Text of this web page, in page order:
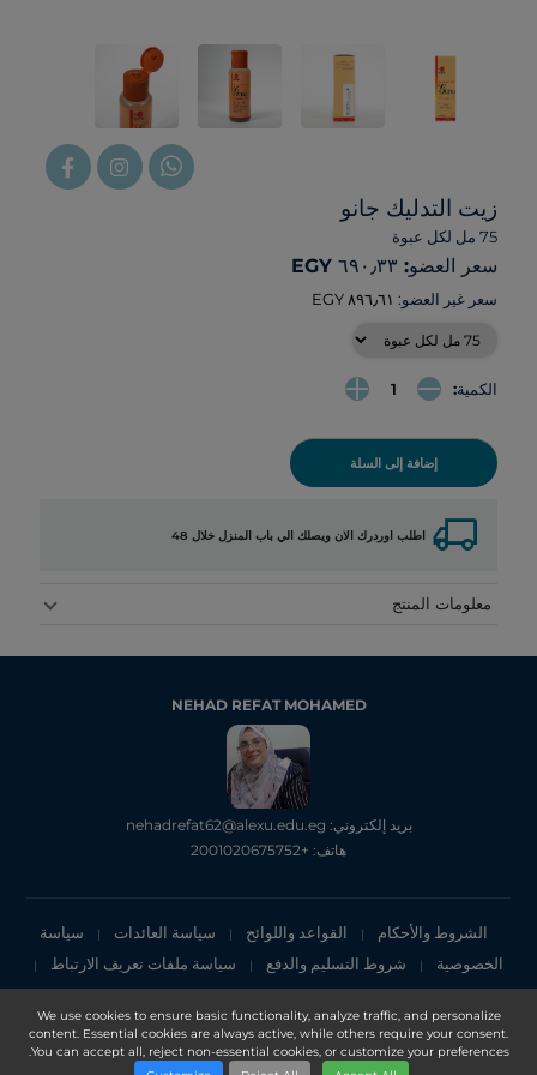
We use cookies to ensure basic functionality, analyze traffic, and personalize
content. Essential cookies are always active, while others require your consent.
You can accept all, reject non-essential cookies, or customize your preferences.
زيت التدليك جانو
75 مل لكل عبوة
سعر العضو: ‏٦٩٠٫٣٣ EGY
سعر غير العضو:
الكمية:
إضافة إلى السلة
local_shipping اطلب اوردرك الان ويصلك الي باب المنزل خلال 48
معلومات المنتج
NEHAD REFAT MOHAMED
بريد إلكتروني: nehadrefat62@alexu.edu.eg
هاتف: +2001020675752
الشروط والأحكام | القواعد واللوائح | سياسة العائدات |
سياسة
الخصوصية
| شروط التسليم والدفع | سياسة ملفات تعريف الارتباط |
إشعار الخصوصية
Copyright 2025, DXN Holdings Bhd. 199501033918 (363120-V)